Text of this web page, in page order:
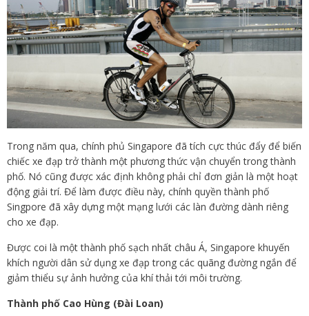
Trong năm qua, chính phủ Singapore đã tích cực thúc đẩy để biến
chiếc xe đạp trở thành một phương thức vận chuyển trong thành
phố. Nó cũng được xác định không phải chỉ đơn giản là một hoạt
động giải trí. Để làm được điều này, chính quyền thành phố
Singpore đã xây dựng một mạng lưới các làn đường dành riêng
cho xe đạp.
Được coi là một thành phố sạch nhất châu Á, Singapore khuyến
khích người dân sử dụng xe đạp trong các quãng đường ngắn để
giảm thiểu sự ảnh hưởng của khí thải tới môi trường.
Thành phố Cao Hùng (Đài Loan)